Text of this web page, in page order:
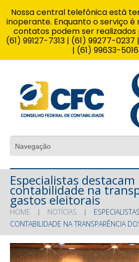
Especialistas destacam
contabilidade na
gastos eleitorais
HOME NOTÍCIAS
CONTABILIDADE NA TRANSPARÊNCIA
Nossa central telefônica está
inoperante. Enquanto o serviço é
contatos podem ser realizados
(61) 99127-7313 | (61) 99277-
| (61) 99633-5016